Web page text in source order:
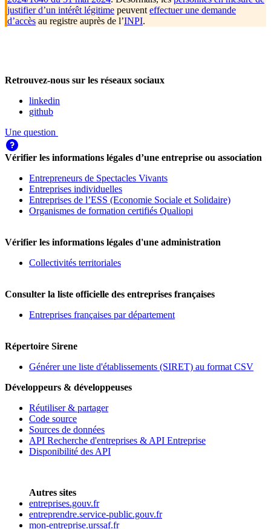
justifier d’un intérêt légitime peuvent effectuer une demande
d’accès au registre auprès de l’INPI.
Retrouvez-nous sur les réseaux sociaux
linkedin
github
Une question
Vérifier les informations légales d’une entreprise ou association
Entrepreneurs de Spectacles Vivants
Entreprises individuelles
Entreprises de l’ESS (Economie Sociale et Solidaire)
Organismes de formation certifiés Qualiopi
Vérifier les informations légales d'une administration
Collectivités territoriales
Consulter la liste officielle des entreprises françaises
Entreprises françaises par département
Répertoire Sirene
Générer une liste d'établissements (SIRET) au format CSV
Développeurs & développeuses
Réutiliser & partager
Code source
Sources de données
API Recherche d'entreprises & API Entreprise
Disponibilité des API
Autres sites
entreprises.gouv.fr
entreprendre.service-public.gouv.fr
mon-entreprise.urssaf.fr